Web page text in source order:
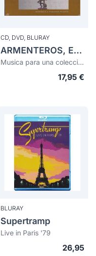
CD, DVD, BLURAY
ARMENTEROS, Eduardo (1956)
Musica para una coleccion de artes plasticas: homenaje a Venancio Blanco
17,95 €
BLURAY
Supertramp
Live in Paris '79
26,95